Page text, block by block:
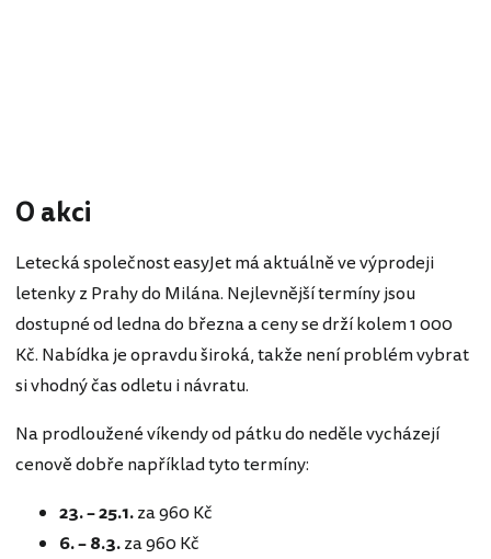
O akci
Letecká společnost easyJet má aktuálně ve výprodeji
letenky z Prahy do Milána. Nejlevnější termíny jsou
dostupné od ledna do března a ceny se drží kolem 1 000
Kč. Nabídka je opravdu široká, takže není problém vybrat
si vhodný čas odletu i návratu.
Na prodloužené víkendy od pátku do neděle vycházejí
cenově dobře například tyto termíny:
23. – 25.1.za 960 Kč
6. – 8.3.za 960 Kč